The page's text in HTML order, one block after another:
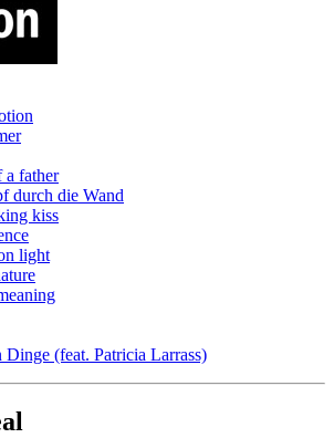
a father
durch die Wand
kiss
light
Dinge (feat. Patricia Larrass)